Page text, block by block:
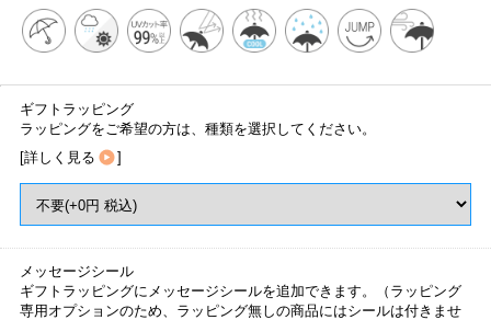
ギフトラッピング
ラッピングをご希望の方は、種類を選択してください。
[詳しく見る ]
メッセージシール
ギフトラッピングにメッセージシールを追加できます。（ラッピング
専用オプションのため、ラッピング無しの商品にはシールは付きませ